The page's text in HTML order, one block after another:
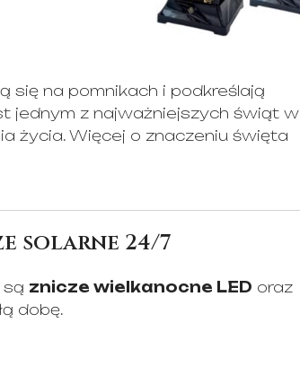
się na pomnikach i podkreślają
jednym z najważniejszych świąt w
życia. Więcej o znaczeniu święta
solarne 24/7
są znicze wielkanocne LED oraz
dobę.